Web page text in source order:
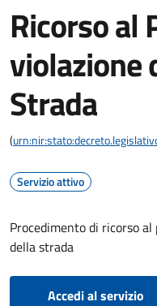
Ricorso al
violazione
Strada
(
Servizio attivo
Procedimento di ricorso
della strada
Accedi al servizio